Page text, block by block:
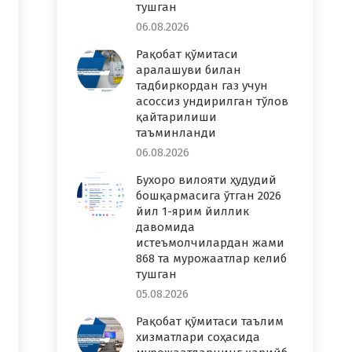
тушган
06.08.2026
Рақобат қўмитаси
аралашуви билан
тадбиркордан газ учун
асоссиз ундирилган тўлов
қайтарилиши
таъминланди
06.08.2026
Бухоро вилояти ҳудудий
бошқармасига ўтган 2026
йил 1-ярим йиллик
давомида
истеъмолчилардан жами
868 та мурожаатлар келиб
тушган
05.08.2026
Рақобат қўмитаси таълим
хизматлари соҳасида